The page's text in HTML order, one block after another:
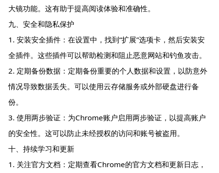
大镜功能。这有助于提高阅读体验和准确性。
九、安全和隐私保护
1. 安装安全插件：在设置中，找到“扩展”选项卡，然后安装安
全插件。这些插件可以帮助检测和阻止恶意网站和钓鱼攻击。
2. 定期备份数据：定期备份重要的个人数据和设置，以防意外
情况导致数据丢失。可以使用云存储服务或外部硬盘进行备
份。
3. 使用两步验证：为Chrome账户启用两步验证，以提高账户
的安全性。这可以防止未经授权的访问和账号被盗用。
十、持续学习和更新
1. 关注官方文档：定期查看Chrome的官方文档和更新日志，